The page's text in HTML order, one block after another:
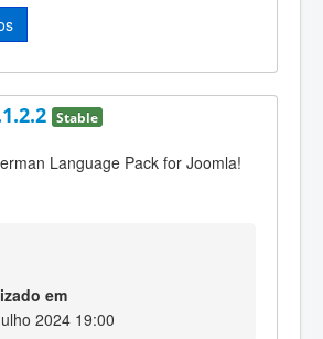
Stable
Language Pack for Joomla!
em
2024 19:00